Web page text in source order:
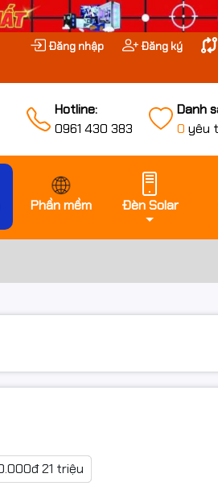
Đăng nhập Đăng ký
Hotline:
0961 430 383
Danh
0 yêu
Phần mềm Đèn Solar
21 triệu